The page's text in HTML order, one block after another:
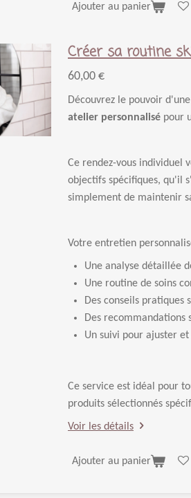
Ajouter au panier
Créer sa routine
60,00 €
Découvrez le pouvoir
atelier personnalisé pour
Ce rendez-vous individuel
objectifs spécifiques, qu'il
simplement de maintenir
Votre entretien
Une analyse détaillée
Une routine de soins
Des conseils
Des recommandations
Un suivi pour ajuster
Ce service est idéal pour
produits sélectionnés
Voir les détails
Ajouter au panier